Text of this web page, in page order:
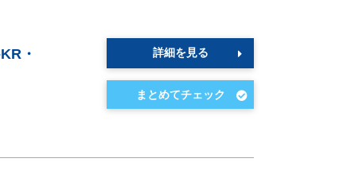
・
詳細を見る